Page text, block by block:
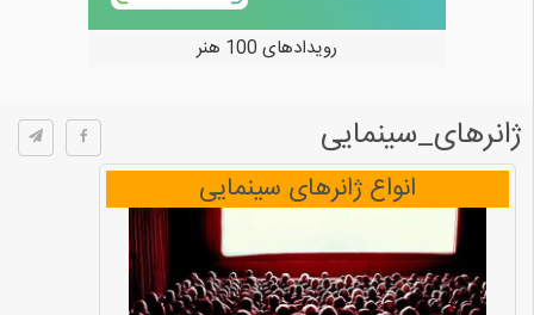
رویدادهای 100 هنر
ژانرهای_سینمایی
انواع ژانرهای سینمایی